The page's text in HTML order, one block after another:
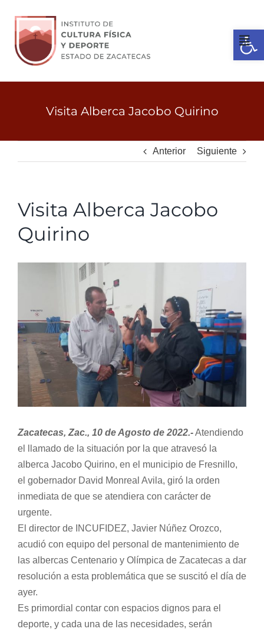
contenido
Transparencia
Licitaciones
Programas
Rendición de Cuentas
Comité de Ética
Sala de Prensa
Directorio
Visita Alberca Jacobo Quirino
Anterior Siguiente
Visita Alberca Jacobo
Quirino
Zacatecas, Zac., 10 de Agosto de 2022.-Atendiendo
el llamado de la situación por la que atravesó la
alberca Jacobo Quirino, en el municipio de Fresnillo,
el gobernador David Monreal Avila, giró la orden
inmediata de que se atendiera con carácter de
urgente.
El director de INCUFIDEZ, Javier Núñez Orozco,
acudió con equipo del personal de mantenimiento de
las albercas Centenario y Olímpica de Zacatecas a dar
resolución a esta problemática que se suscitó el día de
ayer.
Es primordial contar con espacios dignos para el
deporte, y cada una de las necesidades, serán